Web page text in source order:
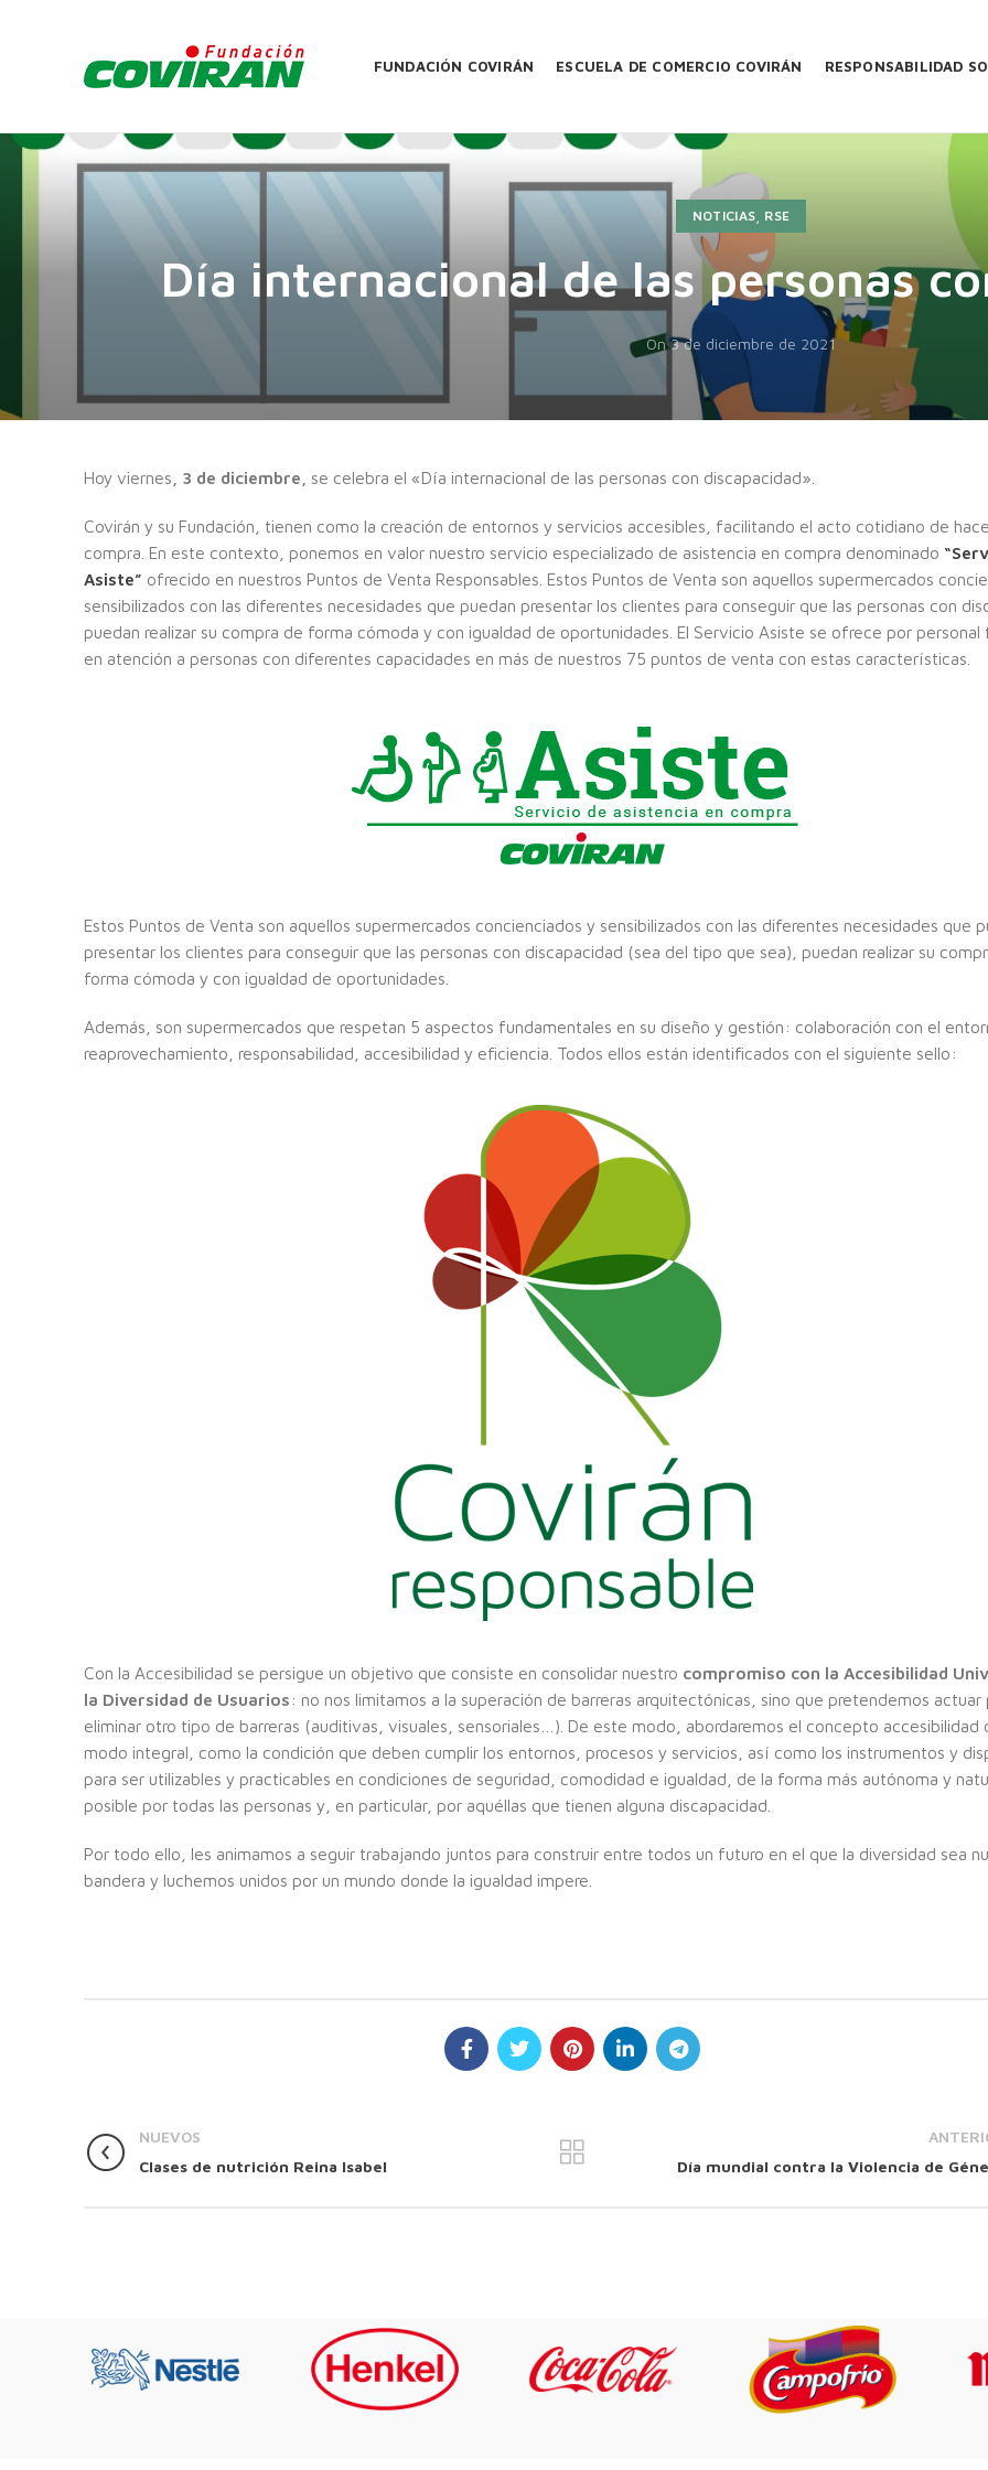
FUNDACIÓN COVIRÁN ESCUELA DE COMERCIO COVIRÁN RESPONSABILIDAD
NOTICIAS RSE
Día internacional de las personas
On 3 de diciembre de 2021
Hoy viernes , 3 de diciembre, se celebra el «Día internacional de las personas con discapacidad».
Covirán y su Fundación, tienen como la creación de entornos y servicios accesibles, facilitando el acto cotidiano de
compra. En este contexto, ponemos en valor nuestro servicio especializado de asistencia en compra denominado
Asiste” ofrecido en nuestros Puntos de Venta Responsables. Estos Puntos de Venta son aquellos supermercados
sensibilizados con las diferentes necesidades que puedan presentar los clientes para conseguir que las personas con
puedan realizar su compra de forma cómoda y con igualdad de oportunidades. El Servicio Asiste se ofrece por personal
en atención a personas con diferentes capacidades en más de nuestros 75 puntos de venta con estas características.
Estos Puntos de Venta son aquellos supermercados concienciados y sensibilizados con las diferentes necesidades que
presentar los clientes para conseguir que las personas con discapacidad (sea del tipo que sea), puedan realizar su
forma cómoda y con igualdad de oportunidades.
Además, son supermercados que respetan 5 aspectos fundamentales en su diseño y gestión: colaboración con el
reaprovechamiento, responsabilidad, accesibilidad y eficiencia. Todos ellos están identificados con el siguiente sello:
Con la Accesibilidad se persigue un objetivo que consiste en consolidar nuestro compromiso con la Accesibilidad
la Diversidad de Usuarios : no nos limitamos a la superación de barreras arquitectónicas, sino que pretendemos actuar
eliminar otro tipo de barreras (auditivas, visuales, sensoriales…). De este modo, abordaremos el concepto accesibilidad
modo integral, como la condición que deben cumplir los entornos, procesos y servicios, así como los instrumentos y
para ser utilizables y practicables en condiciones de seguridad, comodidad e igualdad, de la forma más autónoma y
posible por todas las personas y, en particular, por aquéllas que tienen alguna discapacidad.
Por todo ello, les animamos a seguir trabajando juntos para construir entre todos un futuro en el que la diversidad sea
bandera y luchemos unidos por un mundo donde la igualdad impere.
NUEVOS
Clases de nutrición Reina Isabel
Día mundial contra la Violencia de